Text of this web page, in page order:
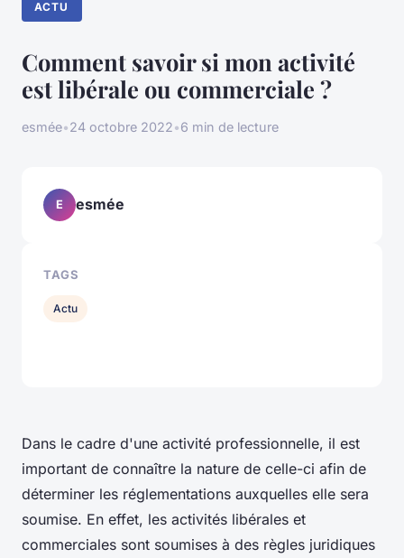
ACTU
Comment savoir si mon activité
est libérale ou commerciale ?
esmée•24 octobre 2022•6 min de lecture
Dans le cadre d'une activité professionnelle, il est
important de connaître la nature de celle-ci afin de
déterminer les réglementations auxquelles elle sera
soumise. En effet, les activités libérales et
commerciales sont soumises à des règles juridiques
E esmée
TAGS
Actu